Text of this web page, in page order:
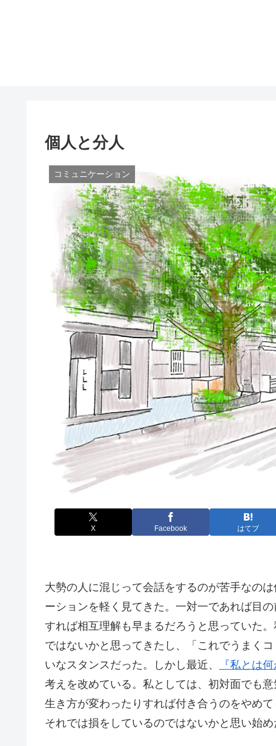
個人と分人
コミュニケーション
X Facebook はてブ
大勢の人に混じって会話をするのが苦手なの
ーションを軽く見てきた。一対一であれば目
すれば相互理解も早まるだろうと思っていた
ではないかと思ってきたし、「これでうまく
いなスタンスだった。しかし最近、
『私とは
考えを改めている。私としては、初対面でも
生き方が変わったりすれば付き合うのをやめ
それでは損をしているのではないかと思い始め